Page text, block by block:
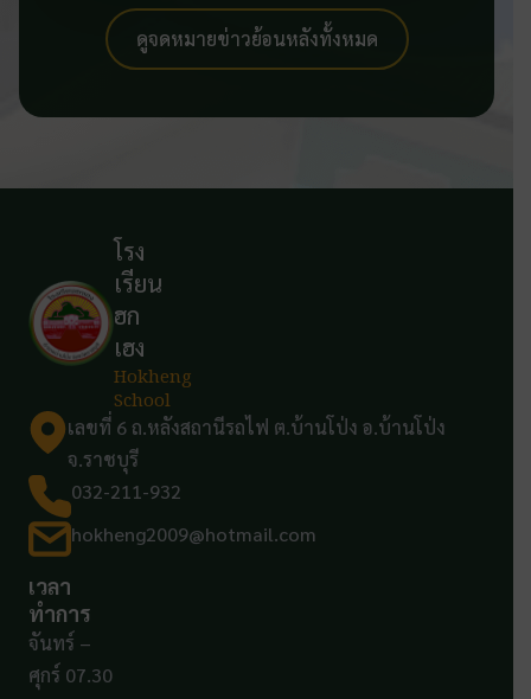
ดูจดหมายข่าวย้อนหลังทั้งหมด
โรง
เรียน
ฮก
เฮง
Hokheng
School
เลขที่ 6 ถ.หลังสถานีรถไฟ ต.บ้านโป่ง อ.บ้านโป่ง
จ.ราชบุรี
032-211-932
hokheng2009@hotmail.com
เวลา
ทำการ
จันทร์ –
ศุกร์ 07.30